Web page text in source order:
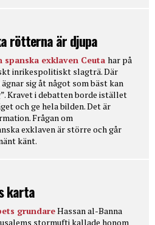
rötterna är djupa
exklaven Ceuta har på
inrikespolitiskt slagträ. Där
sig åt något som bäst kan
Kravet i debatten borde istället
och ge hela bilden. Det är
Frågan om
exklaven är större och går
känt.
karta
grundareHassan al-Banna
stormufti kallade honom